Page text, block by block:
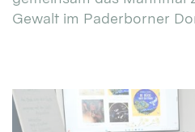
Gewalt im Paderborner